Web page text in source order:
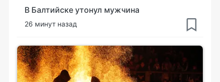
В Балтийске утонул мужчина
26 минут назад